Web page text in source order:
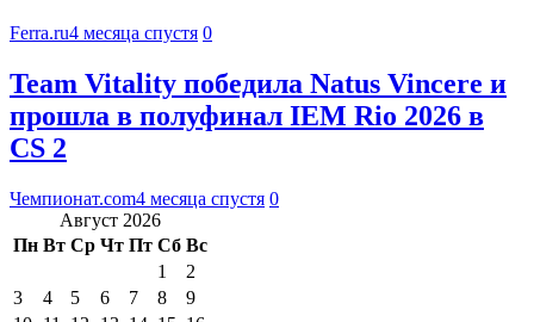
Ferra.ru4 месяца спустя 0
Team Vitality победила Natus Vincere и
прошла в полуфинал IEM Rio 2026 в
CS 2
Чемпионат.com4 месяца спустя 0
Август 2026
Пн Вт Ср Чт Пт Сб Вс
1
2
3
4 5 6 7 8
9